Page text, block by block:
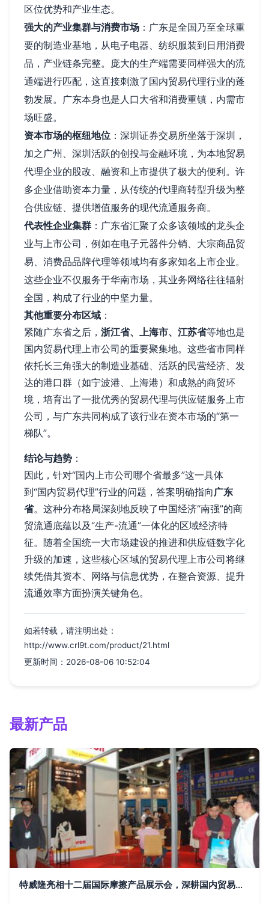
区位优势和产业生态。
强大的产业集群与消费市场 ：广东是全国乃至全球重
要的制造业基地，从电子电器、纺织服装到日用消费
品，产业链条完整。庞大的生产端需要同样强大的流
通端进行匹配，这直接刺激了国内贸易代理行业的蓬
勃发展。广东本身也是人口大省和消费重镇，内需市
场旺盛。
资本市场的枢纽地位 ：深圳证券交易所坐落于深圳，
加之广州、深圳活跃的创投与金融环境，为本地贸易
代理企业的股改、融资和上市提供了极大的便利。许
多企业借助资本力量，从传统的代理商转型升级为整
合供应链、提供增值服务的现代流通服务商。
代表性企业集群 ：广东省汇聚了众多该领域的龙头企
业与上市公司，例如在电子元器件分销、大宗商品贸
易、消费品品牌代理等领域均有多家知名上市企业。
这些企业不仅服务于华南市场，其业务网络往往辐射
全国，构成了行业的中坚力量。
其他重要分布区域 ：
紧随广东省之后， 浙江省、上海市、江苏省等地也是
国内贸易代理上市公司的重要聚集地。这些省市同样
依托长三角强大的制造业基础、活跃的民营经济、发
达的港口群（如宁波港、上海港）和成熟的商贸环
境，培育出了一批优秀的贸易代理与供应链服务上市
公司，与广东共同构成了该行业在资本市场的“第一
梯队”。
结论与趋势 ：
因此，针对“国内上市公司哪个省最多”这一具体
到“国内贸易代理”行业的问题，答案明确指向 广东
省。这种分布格局深刻地反映了中国经济“南强”的商
贸流通底蕴以及“生产-流通”一体化的区域经济特
征。随着全国统一大市场建设的推进和供应链数字化
升级的加速，这些核心区域的贸易代理上市公司将继
续凭借其资本、网络与信息优势，在整合资源、提升
流通效率方面扮演关键角色。
如若转载，请注明出处：
http://www.crl9t.com/product/21.html
更新时间：2026-08-06 10:52:04
最新产品
特威隆亮相十二届国际摩擦产品展示会，深耕国内贸易代理新路径